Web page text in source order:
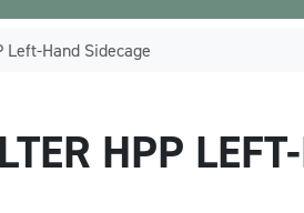
Left-Hand Sidecage
HPP